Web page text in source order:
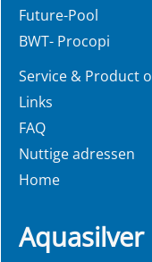
Future-Pool
BWT- Procopi
Service & Product
Links
FAQ
Nuttige adressen
Home
Aquasilver